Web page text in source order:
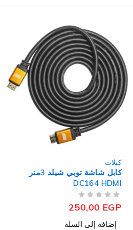
كبلات
كابل شاشة توبي شيلد 3متر
DC164 HDMI
250,00 EGP
إضافة إلى السلة